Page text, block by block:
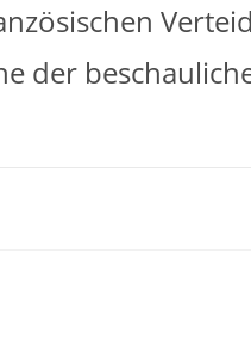
der